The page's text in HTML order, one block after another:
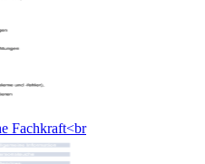
Fachkraft<br